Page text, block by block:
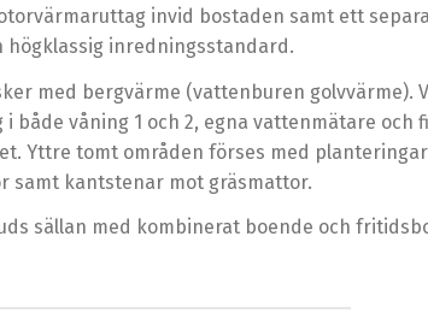
invid bostaden samt ett
högklassig inredningsstandard.
med bergvärme (vattenburen golvvärme).
våning 1 och 2, egna vattenmätare och
Yttre tomt områden förses med
samt kantstenar mot gräsmattor.
sällan med kombinerat boende och